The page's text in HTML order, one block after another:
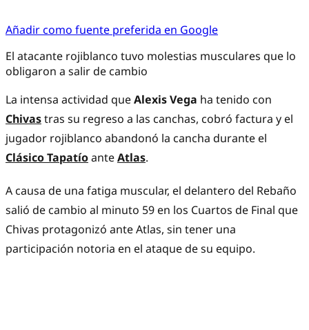
Añadir como fuente preferida en Google
El atacante rojiblanco tuvo molestias musculares que lo
obligaron a salir de cambio
La intensa actividad queAlexis Vega ha tenido con
Chivastras su regreso a las canchas, cobró factura y el
jugador rojiblanco abandonó la cancha durante el
Clásico TapatíoanteAtlas.
A causa de una fatiga muscular, el delantero del Rebaño
salió de cambio al minuto 59 en los Cuartos de Final que
Chivas protagonizó ante Atlas, sin tener una
participación notoria en el ataque de su equipo.